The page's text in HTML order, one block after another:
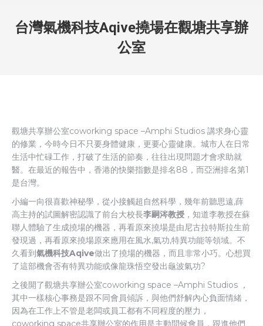
台灣氣機科技Aqive撓場在觀塘共享辦
公室
觀塘共享辦公室coworking space –Amphi Studios 講求身心靈
的修業，今時今日不只要身體健康，更要心靈健康。城市人在日常
生活中忙碌工作，打破了生活的節奏，往往出現問題才會求助就
醫。在最近的報告中，香港的快樂指數是排名88，而亞洲排名第1
是台灣。
小編一向很喜歡神秘學，從小接觸超自然科學，幾年前聽思遠,薛
高主持的試圖解密認識了前台大校長李嗣涔教授 ，知道李教授在蘇
聯人體驗了生成撓場的機器，再看原來撓場是由尼古拉特斯拉生前
發現過，再看原來撓場原來應用在風水,氣功,特異功能等領域。不
久看到氣機科技Aqive做出了撓場的機器，而且非常小巧。心想買
了這部機會否有特異功能或像龍珠悟空發出龜波氣功?
之後開了觀塘共享辦公室coworking space –Amphi Studios ，
其中一樣核心事務是跟不同會員傾訴，與他們舒解內心負面情緒，
因為在工作上不管是老闆或員工都有不同程度的壓力，
coworking space共享辦公室的作用是主動問候會員，跟進他們